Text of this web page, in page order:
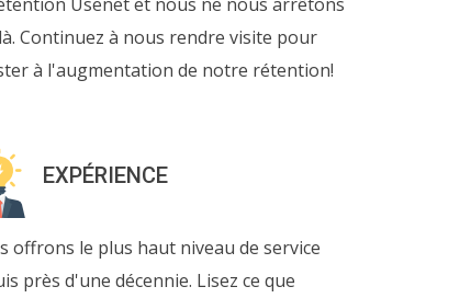
Continuez à nous rendre visite pour
à l'augmentation de notre rétention!
EXPÉRIENCE
offrons le plus haut niveau de service
près d'une décennie. Lisez ce que